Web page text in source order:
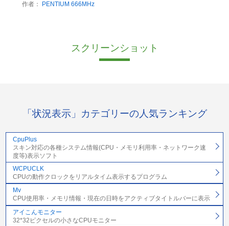
作者：
PENTIUM 666MHz
スクリーンショット
「状況表示」カテゴリーの人気ランキング
CpuPlus
スキン対応の各種システム情報(CPU・メモリ利用率・ネットワーク速
度等)表示ソフト
WCPUCLK
CPUの動作クロックをリアルタイム表示するプログラム
Mv
CPU使用率・メモリ情報・現在の日時をアクティブタイトルバーに表示
アイこんモニター
32*32ピクセルの小さなCPUモニター